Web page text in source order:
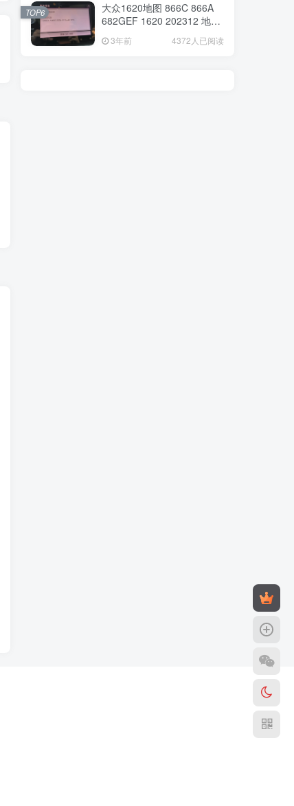
大众1620地图 866C 866A
682GEF 1620 202312 地图
最新3年前 4372人已阅读
TOP6